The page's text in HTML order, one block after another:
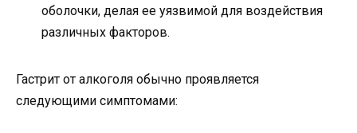
оболочки, делая ее уязвимой для воздействия
различных факторов.
Гастрит от алкоголя обычно проявляется
следующими симптомами: